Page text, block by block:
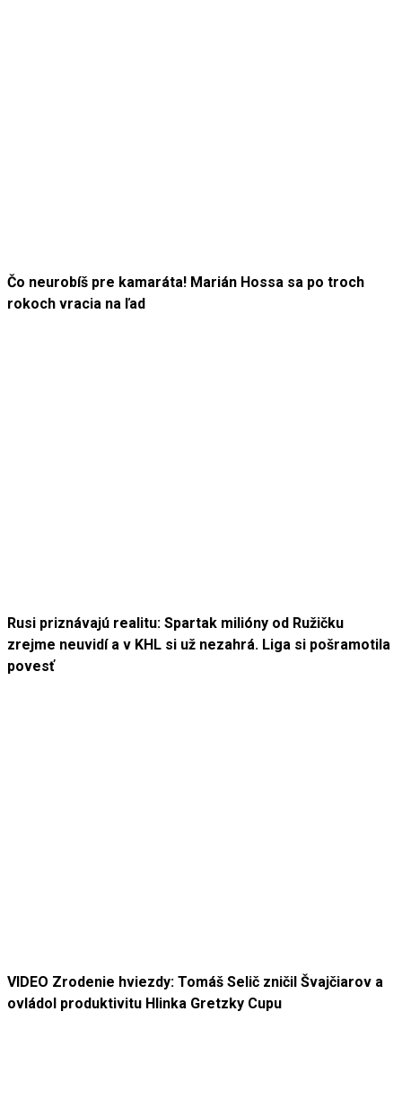
Čo neurobíš pre kamaráta! Marián Hossa sa po troch
rokoch vracia na ľad
Rusi priznávajú realitu: Spartak milióny od Ružičku
zrejme neuvidí a v KHL si už nezahrá. Liga si pošramotila
povesť
VIDEO Zrodenie hviezdy: Tomáš Selič zničil Švajčiarov a
ovládol produktivitu Hlinka Gretzky Cupu